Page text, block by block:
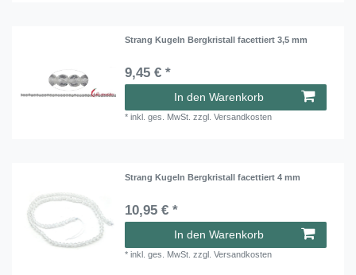
Strang Kugeln Bergkristall facettiert 3,5 mm
9,45 € *
In den Warenkorb
*inkl. ges. MwSt. zzgl.Versandkosten
Strang Kugeln Bergkristall facettiert 4 mm
10,95 € *
In den Warenkorb
*inkl. ges. MwSt. zzgl.Versandkosten